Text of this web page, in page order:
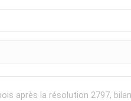
après la résolution 2797,